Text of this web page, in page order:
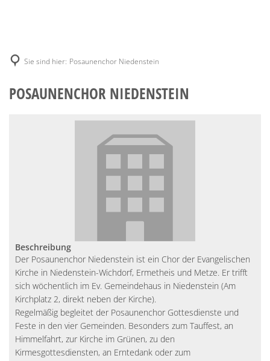
Sie sind hier: Posaunenchor Niedenstein
POSAUNENCHOR NIEDENSTEIN
Beschreibung
Der Posaunenchor Niedenstein ist ein Chor der Evangelischen
Kirche in Niedenstein-Wichdorf, Ermetheis und Metze. Er trifft
sich wöchentlich im Ev. Gemeindehaus in Niedenstein (Am
Kirchplatz 2, direkt neben der Kirche).
Regelmäßig begleitet der Posaunenchor Gottesdienste und
Feste in den vier Gemeinden. Besonders zum Tauffest, an
Himmelfahrt, zur Kirche im Grünen, zu den
Kirmesgottesdiensten, an Erntedank oder zum